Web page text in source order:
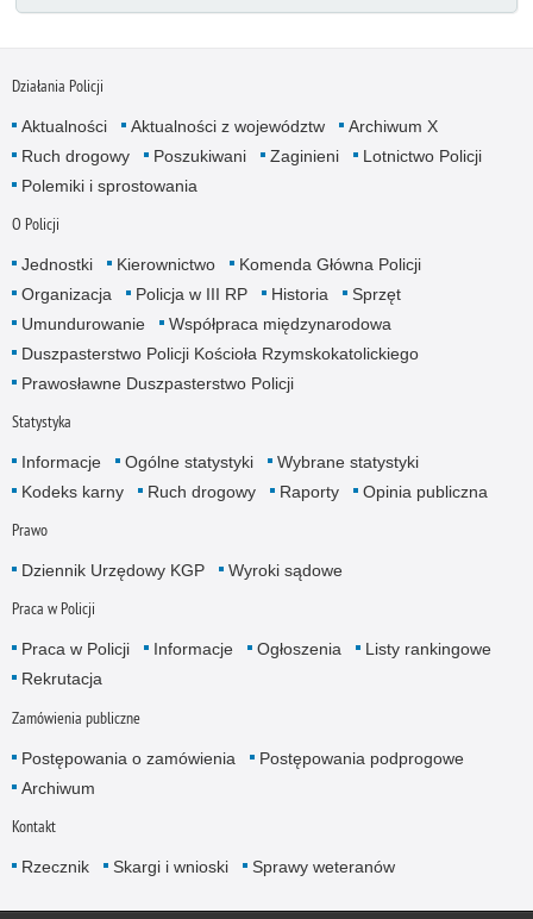
Działania Policji
Aktualności Aktualności z województw
Archiwum X
Ruch drogowy
Poszukiwani Zaginieni
Lotnictwo Policji
Polemiki i sprostowania
O Policji
Jednostki Kierownictwo
Komenda Główna Policji
Organizacja
Policja w III RP Historia
Sprzęt
Umundurowanie
Współpraca międzynarodowa
Duszpasterstwo Policji Kościoła Rzymskokatolickiego
Prawosławne Duszpasterstwo Policji
Statystyka
Informacje Ogólne statystyki
Wybrane statystyki
Kodeks karny
Ruch drogowy Raporty Opinia publiczna
Prawo
Dziennik Urzędowy KGP Wyroki sądowe
Praca w Policji
Praca w Policji Informacje Ogłoszenia
Listy rankingowe
Rekrutacja
Zamówienia publiczne
Postępowania o zamówienia
Postępowania podprogowe
Archiwum
Kontakt
Rzecznik Skargi i wnioski Sprawy weteranów